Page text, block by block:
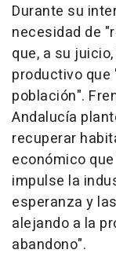
Durante su
necesidad de
que, a su
productivo que
población".
Andalucía
recuperar
económico
impulse la
esperanza y
alejando a la
abandono".